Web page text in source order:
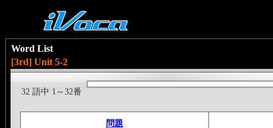
Word List
[3rd] Unit 5-2
32 語中 1～32番
問題